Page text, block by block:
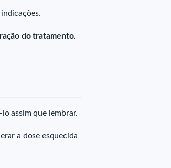
do tratamento.
assim que lembrar.
a dose esquecida